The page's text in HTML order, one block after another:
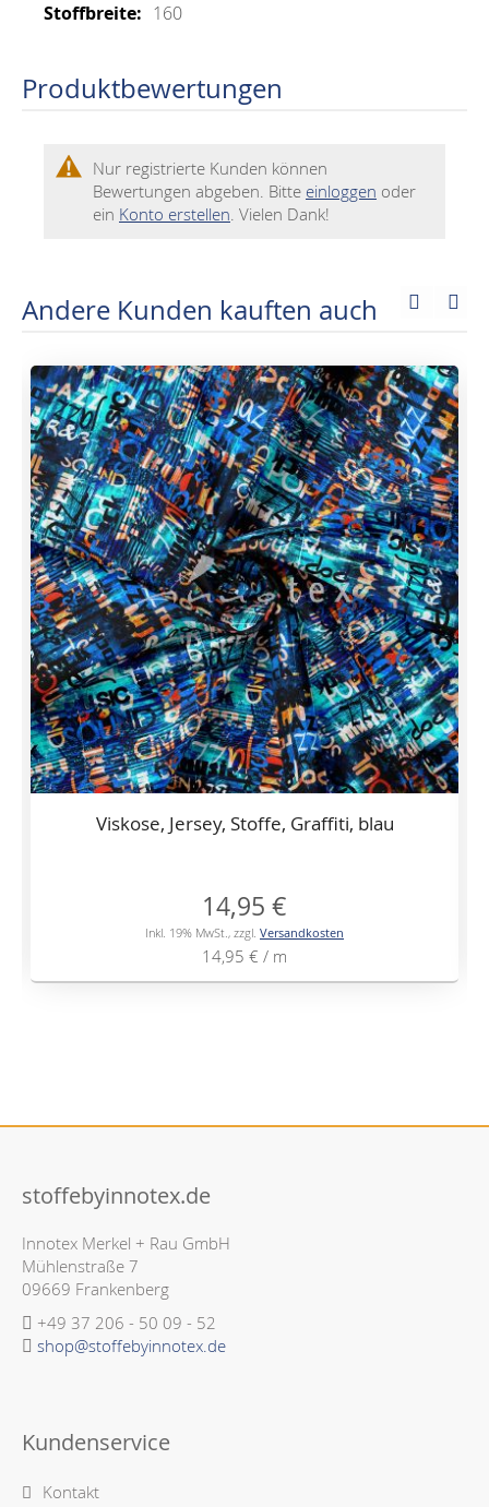
160
Produktbewertungen
Nur registrierte Kunden können
Bewertungen abgeben. Bitte einloggen oder
ein Konto erstellen. Vielen Dank!
Andere Kunden kauften auch
Viskose, Jersey, Stoffe, Graffiti, blau
14,95 €
Inkl. 19% MwSt., zzgl. Versandkosten
14,95 € / m
stoffebyinnotex.de
Innotex Merkel + Rau GmbH
Mühlenstraße 7
09669 Frankenberg
+49 37 206 - 50 09 - 52
shop@stoffebyinnotex.de
Kundenservice
Kontakt